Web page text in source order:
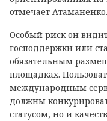
отмечает Атаманенко.
Особый риск он
господдержки или
обязательным
площадках.
международным
должны
статусом, но и